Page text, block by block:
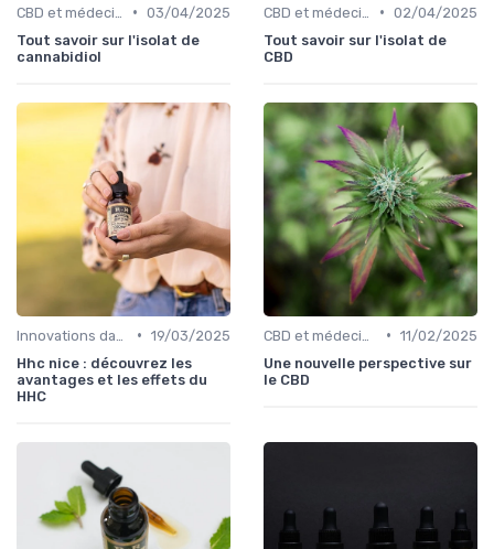
• 03/04/2025
Tout savoir sur l'isolat de
cannabidiol
• 02/04/2025
Tout savoir sur l'isolat de
CBD
• 19/03/2025
Hhc nice : découvrez les
avantages et les effets du
HHC
• 11/02/2025
Une nouvelle perspective sur
le CBD